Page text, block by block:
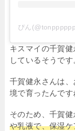
ぴん
キスマイの千賀
しているそうです
千賀健永さんは
境で育ったんです
そのため、千賀
や乳液で、保湿ケ